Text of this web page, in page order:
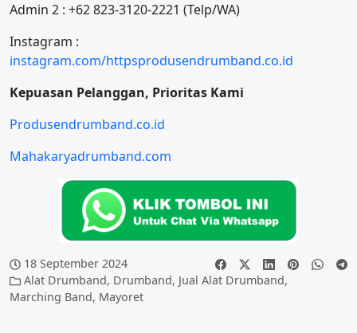
Admin 2 : +62 823-3120-2221 (Telp/WA)
Instagram :
instagram.com/httpsprodusendrumband.co.id
Kepuasan Pelanggan, Prioritas Kami
Produsendrumband.co.id
Mahakaryadrumband.com
18 September 2024
Alat Drumband, Drumband, Jual Alat Drumband,
Marching Band, Mayoret